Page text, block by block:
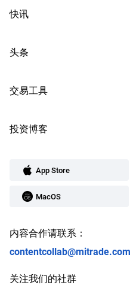
快讯
头条
交易工具
投资博客
App Store
MacOS
内容合作请联系：
contentcollab@mitrade.com
关注我们的社群